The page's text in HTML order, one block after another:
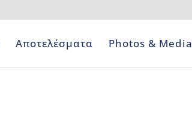
Αποτελέσματα Photos & Media